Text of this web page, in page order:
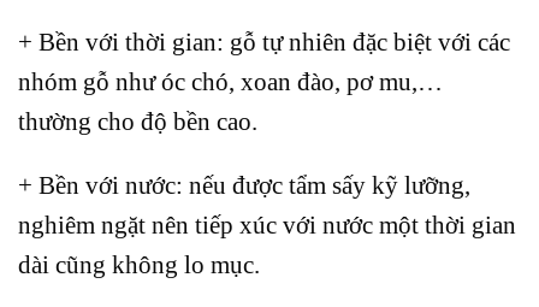
+ Bền với thời gian: gỗ tự nhiên đặc biệt với các
nhóm gỗ như óc chó, xoan đào, pơ mu,…
thường cho độ bền cao.
+ Bền với nước: nếu được tẩm sấy kỹ lưỡng,
nghiêm ngặt nên tiếp xúc với nước một thời gian
dài cũng không lo mục.